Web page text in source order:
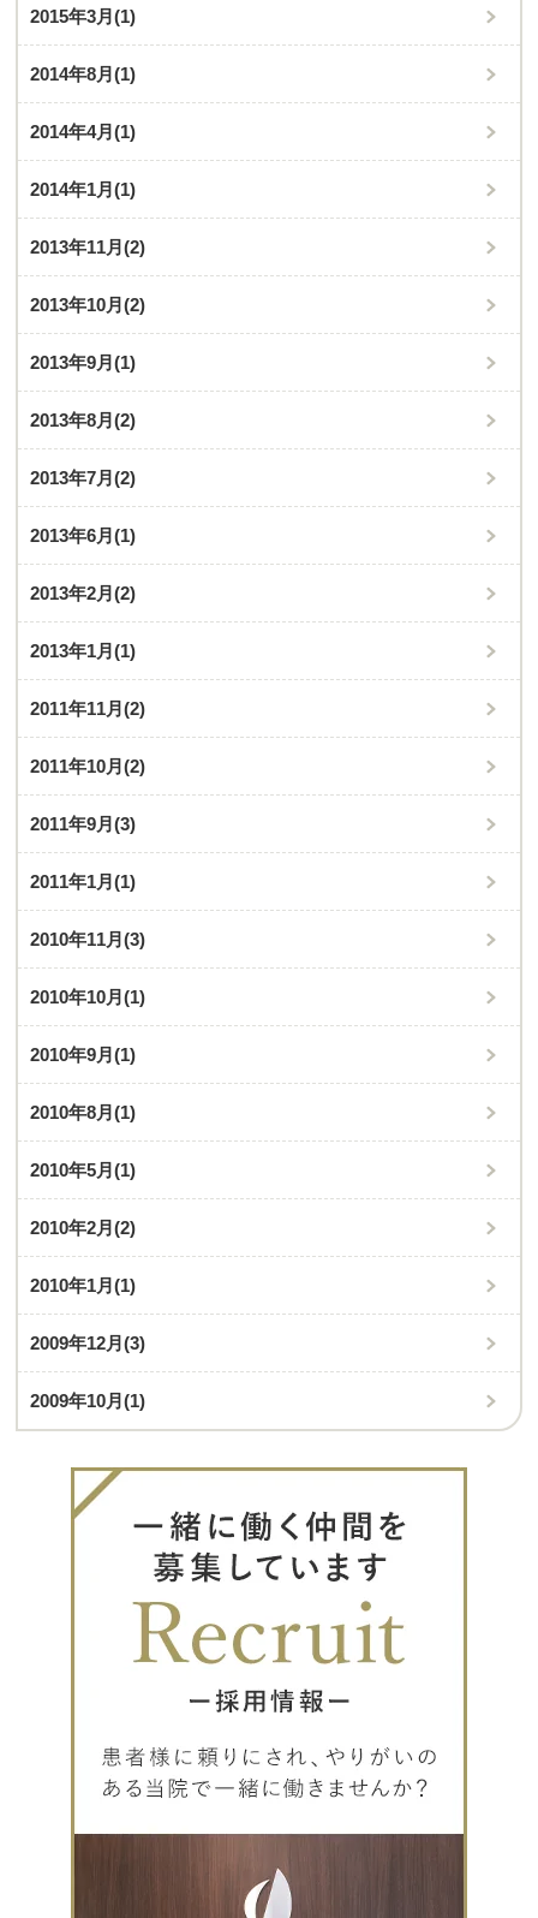
2015年3月(1)
2014年8月(1)
2014年4月(1)
2014年1月(1)
2013年11月(2)
2013年10月(2)
2013年9月(1)
2013年8月(2)
2013年7月(2)
2013年6月(1)
2013年2月(2)
2013年1月(1)
2011年11月(2)
2011年10月(2)
2011年9月(3)
2011年1月(1)
2010年11月(3)
2010年10月(1)
2010年9月(1)
2010年8月(1)
2010年5月(1)
2010年2月(2)
2010年1月(1)
2009年12月(3)
2009年10月(1)